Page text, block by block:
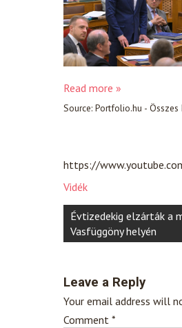
Read more »
Source: Portfolio.hu - Összes
https://
Vidék
Post
navigation
Évtizedekig elzárták a
Vasfüggöny helyén
Leave a Reply
Your email address will
Comment *